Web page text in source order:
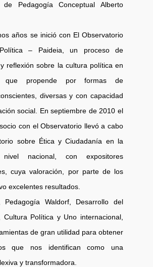
de Pedagogía Conceptual Alberto
años se inició con El Observatorio
– Paideia, un proceso de
reflexión sobre la cultura política en
que propende por formas de
diversas y con capacidad
social. En septiembre de 2010 el
con el Observatorio llevó a cabo
sobre Ética y Ciudadanía en la
nacional, con expositores
cuya valoración, por parte de los
excelentes resultados.
Pedagogía Waldorf, Desarrollo del
Cultura Política y Uno internacional,
de gran utilidad para obtener
que nos identifican como una
y transformadora.